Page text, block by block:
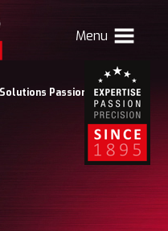
Menu
Passion for